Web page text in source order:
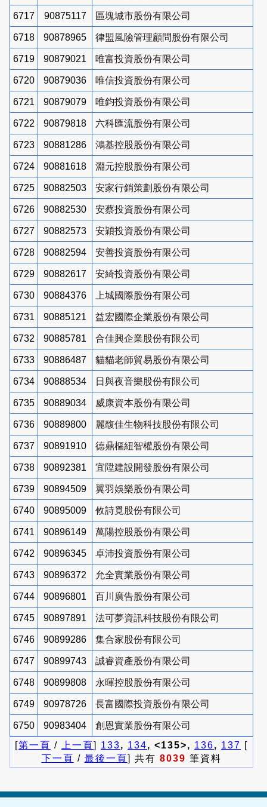
6717 90875117 區塊城市股份有限公司
6718 90878965 律盟風險管理顧問股份有限公司
6719 90879021 唯富投資股份有限公司
6720 90879036 唯信投資股份有限公司
6721 90879079 唯鈞投資股份有限公司
6722 90879818 六科匯流股份有限公司
6723 90881286 鴻基控股股份有限公司
6724 90881618 淵元控股股份有限公司
6725 90882503 安家行銷策劃股份有限公司
6726 90882530 安蔡投資股份有限公司
6727 90882573 安穎投資股份有限公司
6728 90882594 安善投資股份有限公司
6729 90882617 安綺投資股份有限公司
6730 90884376 上城國際股份有限公司
6731 90885121 益宏國際企業股份有限公司
6732 90885781 合佳興企業股份有限公司
6733 90886487 貓貓老師貿易股份有限公司
6734 90888534 日與夜音樂股份有限公司
6735 90889034 威康資本股份有限公司
6736 90889800 麗馥佳生物科技股份有限公司
6737 90891910 德鼎樞紐智權股份有限公司
6738 90892381 宜陞建設開發股份有限公司
6739 90894509 翼羽娛樂股份有限公司
6740 90895009 攸詩覓股份有限公司
6741 90896149 萬陽控股股份有限公司
6742 90896345 卓沛投資股份有限公司
6743 90896372 允全實業股份有限公司
6744 90896801 百川廣告股份有限公司
6745 90897891 法可夢資訊科技股份有限公司
6746 90899286 集合家股份有限公司
6747 90899743 誠睿資產股份有限公司
6748 90899808 永暉控股股份有限公司
6749 90978726 長富國際投資股份有限公司
6750 90983404
創恩實業股份有限公司
[第一頁 / 上一頁] 133, 134, <135>, 136, 137 [
下一頁 / 最後一頁] 共有 8039 筆資料